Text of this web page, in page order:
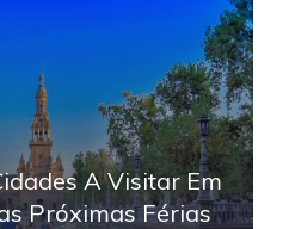
A Visitar Em
Próximas Férias